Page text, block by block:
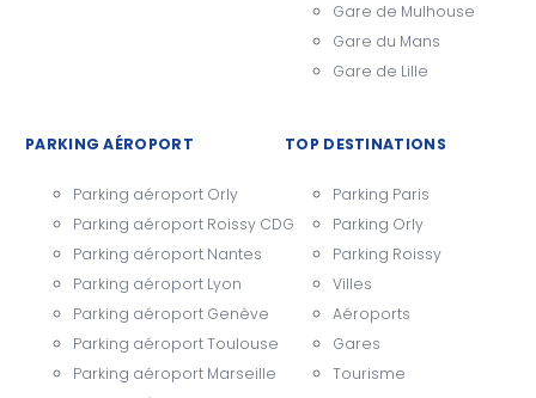
Gare de Mulhouse
Gare du Mans
Gare de Lille
PARKING AÉROPORT
Parking aéroport Orly
Parking aéroport Roissy CDG
Parking aéroport Nantes
Parking aéroport Lyon
Parking aéroport Genève
Parking aéroport Toulouse
Parking aéroport Marseille
TOP DESTINATIONS
Parking Paris
Parking Orly
Parking Roissy
Villes
Aéroports
Gares
Tourisme